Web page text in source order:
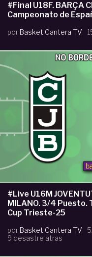
#Final U18F. BARÇA CBS vs JOVENTUT BADALONA.-
Campeonato de
por Basket Cantera TV
#Live U16M
MILANO. 3/4 Puesto.
Cup Trieste-25
por Basket Cantera TV
9 desastre atras